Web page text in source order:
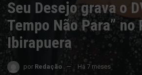
Seu Desejo grava o
Tempo Não Para” no
Ibirapuera
por Redação Há 7 meses